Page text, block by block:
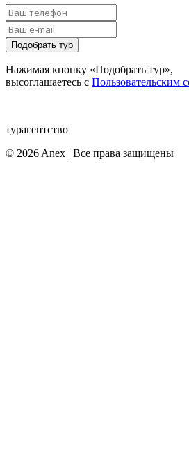
Подобрать тур
Нажимая кнопку «Подобрать тур»,
высоглашаетесь с Пользовательским
турагентство
© 2026 Anex | Все права защищены